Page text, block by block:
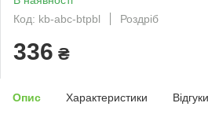
Код: kb-abc-btpbl
Роздріб
336 ₴
Опис Характеристики